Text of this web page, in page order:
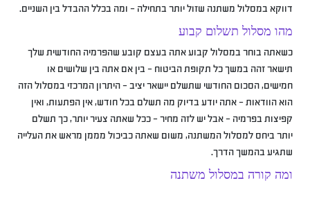
דווקא במסלול משתנה שזול יותר בתחילה – ומה בכלל ההבדל בין השניים.
מהו מסלול תשלום קבוע
כשאתה בוחר במסלול קבוע אתה בעצם קובע שהפרמיה החודשית שלך
תישאר זהה במשך כל תקופת הביטוח – בין אם אתה בין שלושים או
חמישים, הסכום החודשי שתשלם יישאר יציב – היתרון המרכזי במסלול הזה
הוא הוודאות – אתה יודע בדיוק מה תשלם בכל חודש, אין הפתעות, ואין
קפיצות בפרמיה – אבל יש לזה מחיר – ככל שאתה צעיר יותר, כך תשלם
יותר ביחס למסלול המשתנה, משום שאתה כביכול מממן מראש את העלייה
שתגיע בהמשך הדרך.
ומה קורה במסלול משתנה